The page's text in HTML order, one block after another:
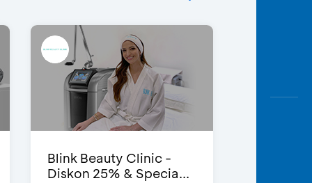
Blink Beauty Clinic -
Diskon 25% & Specia...